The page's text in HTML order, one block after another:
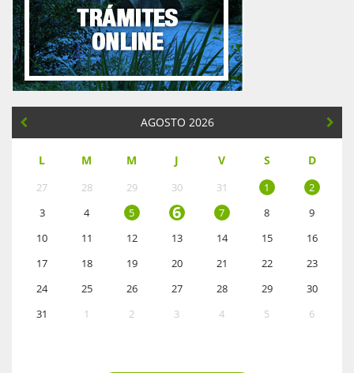
AGOSTO 2026
L M M J V S D
27 28 29 30 31 1
2
3
4 5 6 7 8
9
10
11 12 13 14 15
16
17
18 19 20 21 22
23
24
25 26 27 28 29
30
31
1 2 3 4 5 6